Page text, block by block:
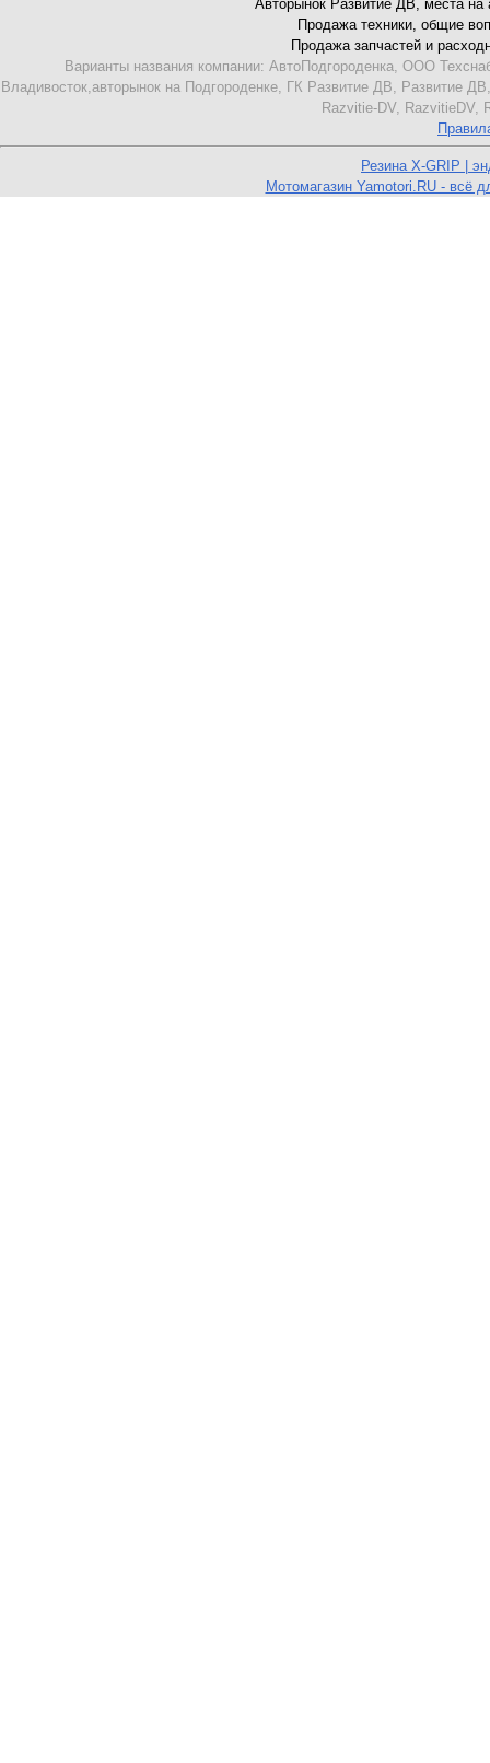
Авторынок Развитие ДВ, места на
Продажа техники, общие
Продажа запчастей и
Варианты названия компании: АвтоПодгороденка, ООО
Владивосток,авторынок на Подгороденке, ГК Развитие ДВ,
Razvitie-DV, RazvitieDV,
Резина X-GRIP |
Мотомагазин Yamotori.RU - всё